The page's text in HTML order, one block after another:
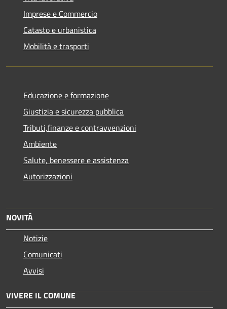
Imprese e Commercio
Catasto e urbanistica
Mobilità e trasporti
Educazione e formazione
Giustizia e sicurezza pubblica
Tributi,finanze e contravvenzioni
Ambiente
Salute, benessere e assistenza
Autorizzazioni
NOVITÀ
Notizie
Comunicati
Avvisi
VIVERE IL COMUNE